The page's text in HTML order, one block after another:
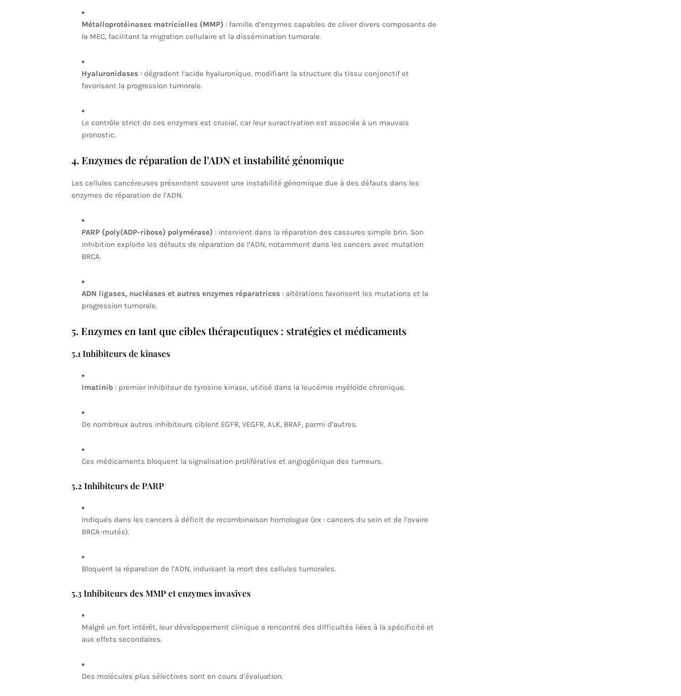
Métalloprotéinases matricielles (MMP) : famille d’enzymes capables de cliver divers composants de
la MEC, facilitant la migration cellulaire et la dissémination tumorale.
Hyaluronidases : dégradent l’acide hyaluronique, modifiant la structure du tissu conjonctif et
favorisant la progression tumorale.
Le contrôle strict de ces enzymes est crucial, car leur suractivation est associée à un mauvais
pronostic.
4. Enzymes de réparation de l’ADN et instabilité génomique
Les cellules cancéreuses présentent souvent une instabilité génomique due à des défauts dans les
enzymes de réparation de l’ADN.
PARP (poly(ADP-ribose) polymérase) : intervient dans la réparation des cassures simple brin. Son
inhibition exploite les défauts de réparation de l’ADN, notamment dans les cancers avec mutation
BRCA.
ADN ligases, nucléases et autres enzymes réparatrices : altérations favorisent les mutations et la
progression tumorale.
5. Enzymes en tant que cibles thérapeutiques : stratégies et médicaments
5.1 Inhibiteurs de kinases
Imatinib: premier inhibiteur de tyrosine kinase, utilisé dans la leucémie myéloïde chronique.
De nombreux autres inhibiteurs ciblent EGFR, VEGFR, ALK, BRAF, parmi d’autres.
Ces médicaments bloquent la signalisation proliférative et angiogénique des tumeurs.
5.2 Inhibiteurs de PARP
Indiqués dans les cancers à déficit de recombinaison homologue (ex : cancers du sein et de l’ovaire
BRCA-mutés).
Bloquent la réparation de l’ADN, induisant la mort des cellules tumorales.
5.3 Inhibiteurs des MMP et enzymes invasives
Malgré un fort intérêt, leur développement clinique a rencontré des difficultés liées à la spécificité et
aux effets secondaires.
Des molécules plus sélectives sont en cours d’évaluation.